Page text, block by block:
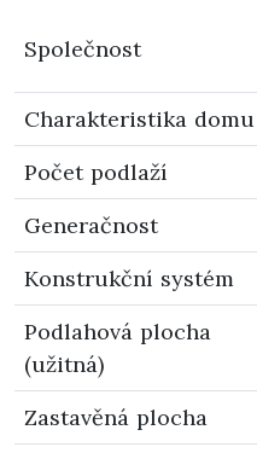
Společnost
Charakteristika domu
Počet podlaží
Generačnost
Konstrukční systém
Podlahová plocha
(užitná)
Zastavěná plocha